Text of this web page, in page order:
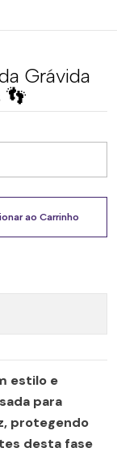
Grávida
👣
ao Carrinho
estilo e
para
protegendo
desta fase